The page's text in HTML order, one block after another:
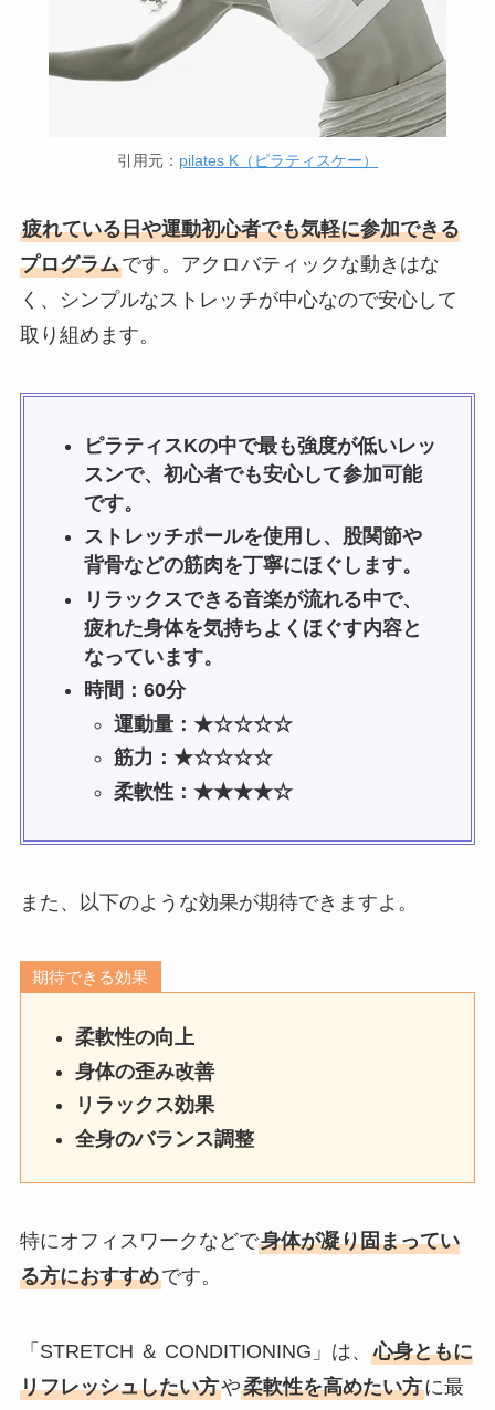
引用元： pilates K（ピラティスケー）
疲れている日や運動初心者でも気軽に参加できる
プログラムです。アクロバティックな動きはな
く、シンプルなストレッチが中心なので安心して
取り組めます。
ピラティスKの中で最も強度が低いレッ
スンで、初心者でも安心して参加可能
です。
ストレッチポールを使用し、股関節や
背骨などの筋肉を丁寧にほぐします。
リラックスできる音楽が流れる中で、
疲れた身体を気持ちよくほぐす内容と
なっています。
時間：60分
運動量：★☆☆☆☆
筋力：★☆☆☆☆
柔軟性：★★★★☆
また、以下のような効果が期待できますよ。
期待できる効果
柔軟性の向上
身体の歪み改善
リラックス効果
全身のバランス調整
特にオフィスワークなどで身体が凝り固まってい
る方におすすめです。
「STRETCH ＆ CONDITIONING」は、 心身ともに
リフレッシュしたい方や柔軟性を高めたい方に最